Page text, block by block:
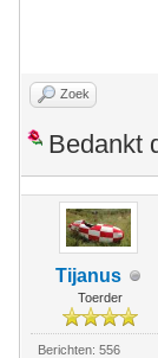
Zoek
Bedankt
Tijanus
Toerder
Berichten: 556